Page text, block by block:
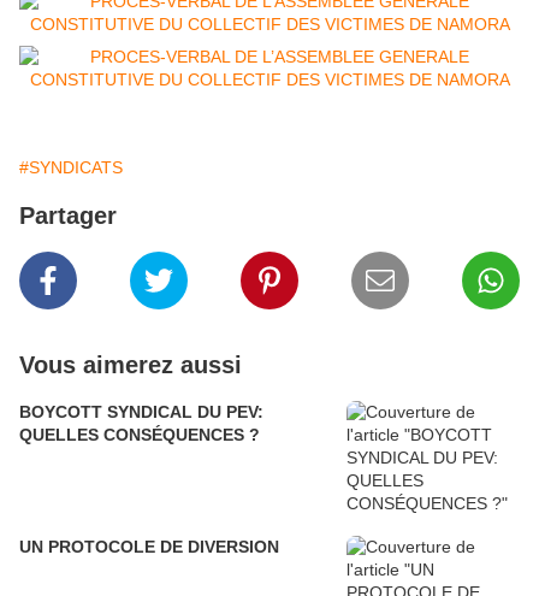
#SYNDICATS
Partager
Vous aimerez aussi
BOYCOTT SYNDICAL DU PEV:
QUELLES CONSÉQUENCES ?
UN PROTOCOLE DE DIVERSION